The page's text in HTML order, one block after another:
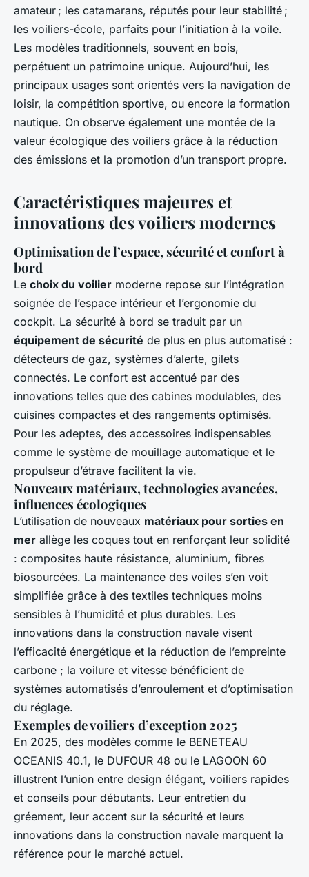
amateur ; les catamarans, réputés pour leur stabilité ;
les voiliers-école, parfaits pour l’initiation à la voile.
Les modèles traditionnels, souvent en bois,
perpétuent un patrimoine unique. Aujourd’hui, les
principaux usages sont orientés vers la navigation de
loisir, la compétition sportive, ou encore la formation
nautique. On observe également une montée de la
valeur écologique des voiliers grâce à la réduction
des émissions et la promotion d’un transport propre.
Caractéristiques majeures et
innovations des voiliers modernes
Optimisation de l’espace, sécurité et confort à
bord
Le choix du voilier moderne repose sur l’intégration
soignée de l’espace intérieur et l’ergonomie du
cockpit. La sécurité à bord se traduit par un
équipement de sécurité de plus en plus automatisé :
détecteurs de gaz, systèmes d’alerte, gilets
connectés. Le confort est accentué par des
innovations telles que des cabines modulables, des
cuisines compactes et des rangements optimisés.
Pour les adeptes, des accessoires indispensables
comme le système de mouillage automatique et le
propulseur d’étrave facilitent la vie.
Nouveaux matériaux, technologies avancées,
influences écologiques
L’utilisation de nouveaux matériaux pour sorties en
mer allège les coques tout en renforçant leur solidité
: composites haute résistance, aluminium, fibres
biosourcées. La maintenance des voiles s’en voit
simplifiée grâce à des textiles techniques moins
sensibles à l’humidité et plus durables. Les
innovations dans la construction navale visent
l’efficacité énergétique et la réduction de l’empreinte
carbone ; la voilure et vitesse bénéficient de
systèmes automatisés d’enroulement et d’optimisation
du réglage.
Exemples de voiliers d’exception 2025
En 2025, des modèles comme le BENETEAU
OCEANIS 40.1, le DUFOUR 48 ou le LAGOON 60
illustrent l’union entre design élégant, voiliers rapides
et conseils pour débutants. Leur entretien du
gréement, leur accent sur la sécurité et leurs
innovations dans la construction navale marquent la
référence pour le marché actuel.